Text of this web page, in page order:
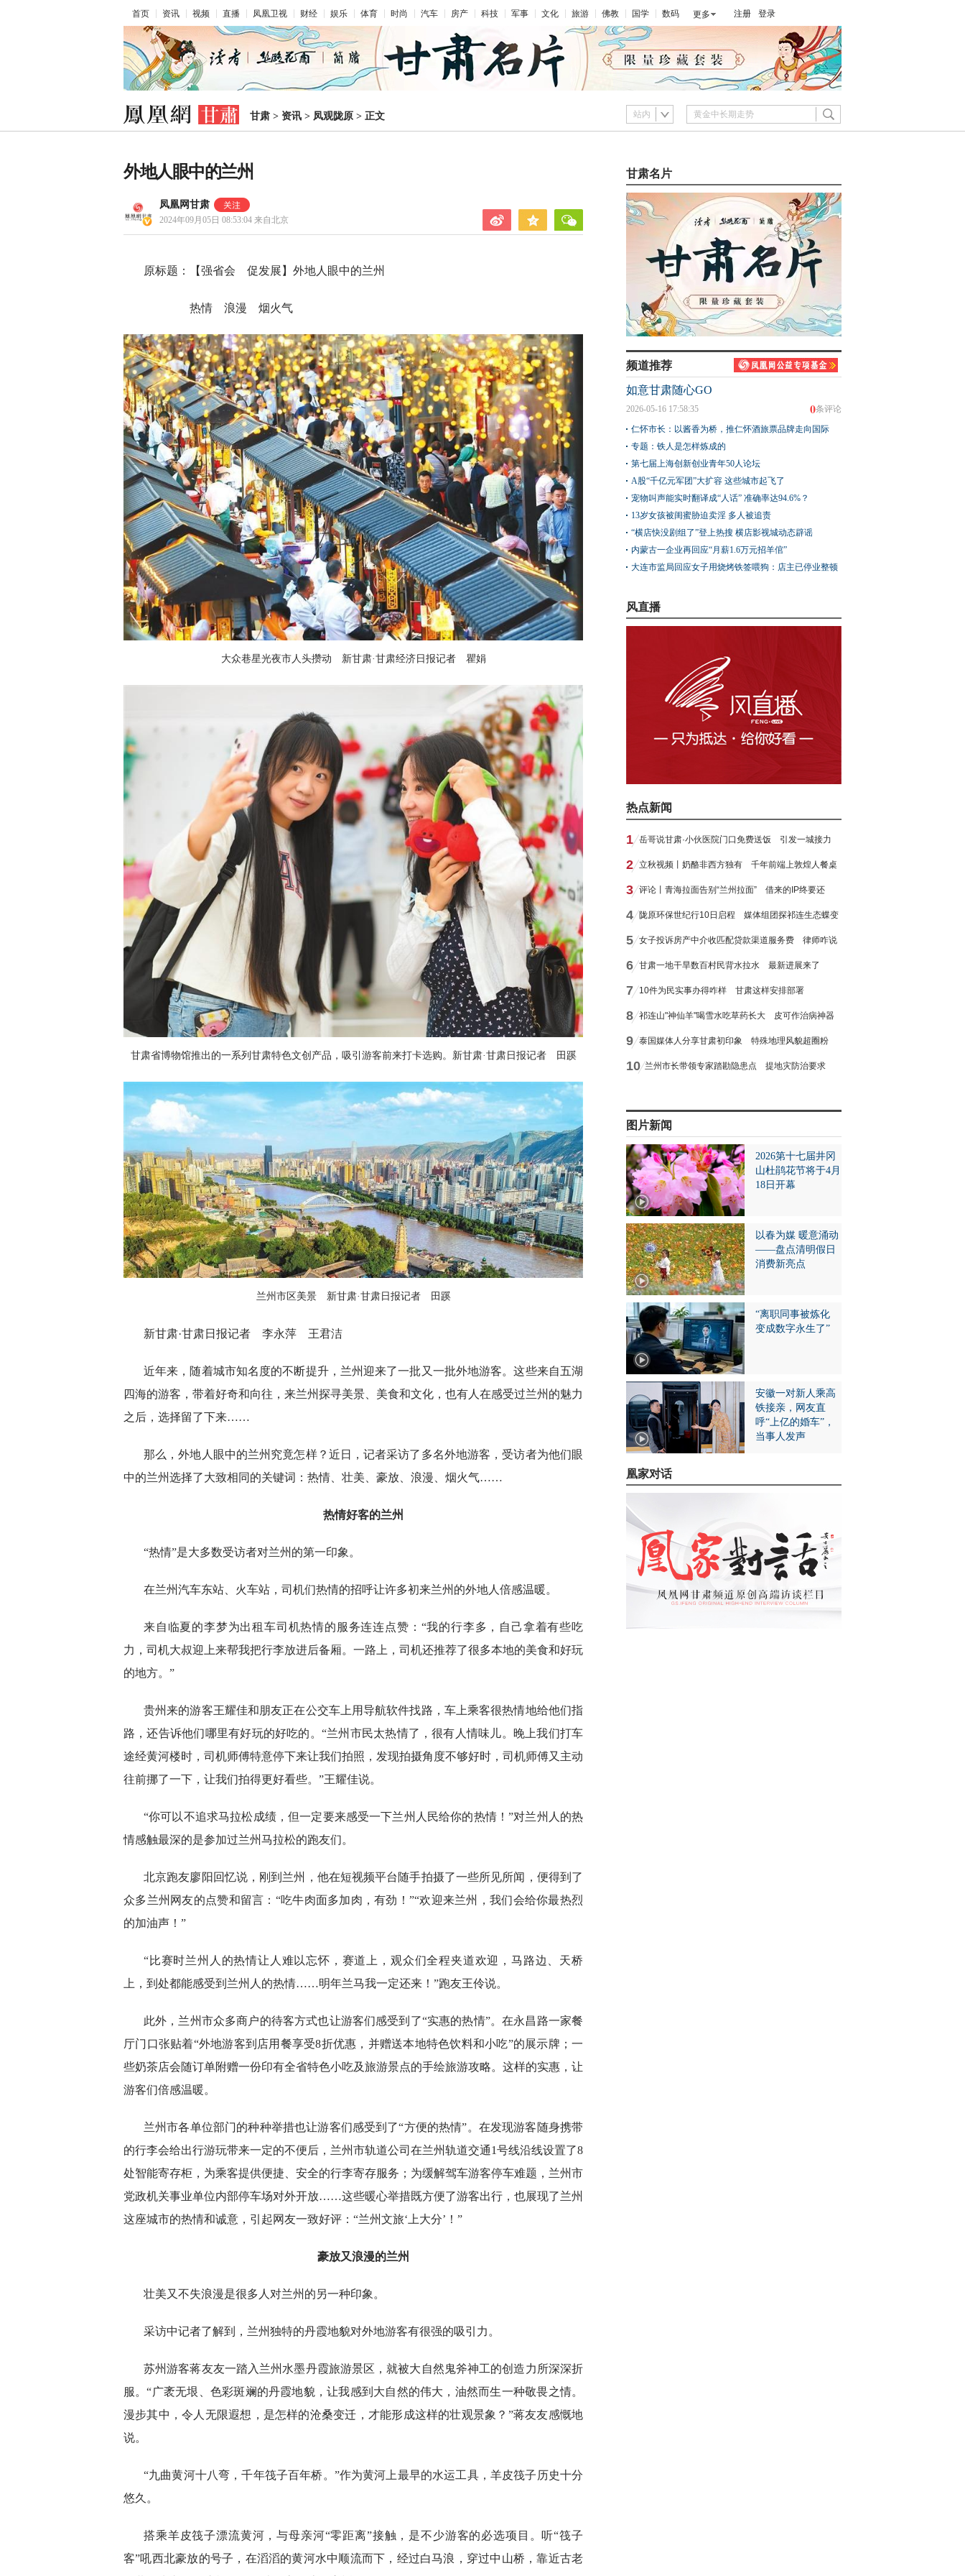
首页 资讯 视频 直播 凤凰卫视 财经 娱乐 体育 时尚 汽车 房产 科技 军事 文化 旅游 佛教 国学 数码 更多 注册 登录
甘肃 > 资讯 > 凤观陇原 > 正文 站内
外地人眼中的兰州
凤凰网甘肃
2024年09月05日 08:53:04 来自北京
原标题：【强省会 促发展】外地人眼中的兰州
热情 浪漫 烟火气
大众巷星光夜市人头攒动 新甘肃·甘肃经济日报记者 瞿娟
甘肃省博物馆推出的一系列甘肃特色文创产品，吸引游客前来打卡选购。新甘肃·甘肃日报记者 田蹊
兰州市区美景 新甘肃·甘肃日报记者 田蹊
新甘肃·甘肃日报记者 李永萍 王君洁
近年来，随着城市知名度的不断提升，兰州迎来了一批又一批外地游客。这些来自五湖
四海的游客，带着好奇和向往，来兰州探寻美景、美食和文化，也有人在感受过兰州的魅力
之后，选择留了下来……
那么，外地人眼中的兰州究竟怎样？近日，记者采访了多名外地游客，受访者为他们眼
中的兰州选择了大致相同的关键词：热情、壮美、豪放、浪漫、烟火气……
热情好客的兰州
“热情”是大多数受访者对兰州的第一印象。
在兰州汽车东站、火车站，司机们热情的招呼让许多初来兰州的外地人倍感温暖。
来自临夏的李梦为出租车司机热情的服务连连点赞：“我的行李多，自己拿着有些吃
力，司机大叔迎上来帮我把行李放进后备厢。一路上，司机还推荐了很多本地的美食和好玩
的地方。”
贵州来的游客王耀佳和朋友正在公交车上用导航软件找路，车上乘客很热情地给他们指
路，还告诉他们哪里有好玩的好吃的。“兰州市民太热情了，很有人情味儿。晚上我们打车
途经黄河楼时，司机师傅特意停下来让我们拍照，发现拍摄角度不够好时，司机师傅又主动
往前挪了一下，让我们拍得更好看些。”王耀佳说。
“你可以不追求马拉松成绩，但一定要来感受一下兰州人民给你的热情！”对兰州人的热
情感触最深的是参加过兰州马拉松的跑友们。
北京跑友廖阳回忆说，刚到兰州，他在短视频平台随手拍摄了一些所见所闻，便得到了
众多兰州网友的点赞和留言：“吃牛肉面多加肉，有劲！”“欢迎来兰州，我们会给你最热烈
的加油声！”
“比赛时兰州人的热情让人难以忘怀，赛道上，观众们全程夹道欢迎，马路边、天桥
上，到处都能感受到兰州人的热情……明年兰马我一定还来！”跑友王伶说。
此外，兰州市众多商户的待客方式也让游客们感受到了“实惠的热情”。在永昌路一家餐
厅门口张贴着“外地游客到店用餐享受8折优惠，并赠送本地特色饮料和小吃”的展示牌；一
些奶茶店会随订单附赠一份印有全省特色小吃及旅游景点的手绘旅游攻略。这样的实惠，让
游客们倍感温暖。
兰州市各单位部门的种种举措也让游客们感受到了“方便的热情”。在发现游客随身携带
的行李会给出行游玩带来一定的不便后，兰州市轨道公司在兰州轨道交通1号线沿线设置了8
处智能寄存柜，为乘客提供便捷、安全的行李寄存服务；为缓解驾车游客停车难题，兰州市
党政机关事业单位内部停车场对外开放……这些暖心举措既方便了游客出行，也展现了兰州
这座城市的热情和诚意，引起网友一致好评：“兰州文旅‘上大分’！”
豪放又浪漫的兰州
壮美又不失浪漫是很多人对兰州的另一种印象。
采访中记者了解到，兰州独特的丹霞地貌对外地游客有很强的吸引力。
苏州游客蒋友友一踏入兰州水墨丹霞旅游景区，就被大自然鬼斧神工的创造力所深深折
服。“广袤无垠、色彩斑斓的丹霞地貌，让我感到大自然的伟大，油然而生一种敬畏之情。
漫步其中，令人无限遐想，是怎样的沧桑变迁，才能形成这样的壮观景象？”蒋友友感慨地
说。
“九曲黄河十八弯，千年筏子百年桥。”作为黄河上最早的水运工具，羊皮筏子历史十分
悠久。
搭乘羊皮筏子漂流黄河，与母亲河“零距离”接触，是不少游客的必选项目。听“筏子
客”吼西北豪放的号子，在滔滔的黄河水中顺流而下，经过白马浪，穿过中山桥，靠近古老
甘肃名片
频道推荐
如意甘肃随心GO
0条评论
2026-05-16 17:58:35
仁怀市长：以酱香为桥，推仁怀酒旅票品牌走向国际
专题：铁人是怎样炼成的
第七届上海创新创业青年50人论坛
A股“千亿元军团”大扩容 这些城市起飞了
宠物叫声能实时翻译成“人话” 准确率达94.6%？
13岁女孩被闺蜜胁迫卖淫 多人被追责
“横店快没剧组了”登上热搜 横店影视城动态辟谣
内蒙古一企业再回应“月薪1.6万元招羊倌”
大连市监局回应女子用烧烤铁签喂狗：店主已停业整顿
风直播
热点新闻
1 岳哥说甘肃·小伙医院门口免费送饭 引发一城接力
2 立秋视频丨奶酪非西方独有 千年前端上敦煌人餐桌
3 评论丨青海拉面告别“兰州拉面” 借来的IP终要还
4 陇原环保世纪行10日启程 媒体组团探祁连生态蝶变
5 女子投诉房产中介收匹配贷款渠道服务费 律师咋说
6 甘肃一地干旱数百村民背水拉水 最新进展来了
7 10件为民实事办得咋样 甘肃这样安排部署
8 祁连山"神仙羊"喝雪水吃草药长大 皮可作治病神器
9 泰国媒体人分享甘肃初印象 特殊地理风貌超圈粉
10 兰州市长带领专家踏勘隐患点 提地灾防治要求
图片新闻
2026第十七届井冈
山杜鹃花节将于4月
18日开幕
以春为媒 暖意涌动
——盘点清明假日
消费新亮点
“离职同事被炼化
变成数字永生了”
安徽一对新人乘高
铁接亲，网友直
呼“上亿的婚车”，
当事人发声
凰家对话